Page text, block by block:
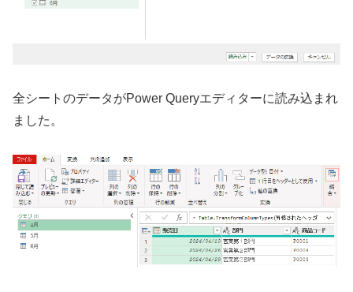
全シートのデータがPower Queryエディターに読み込まれ
ました。